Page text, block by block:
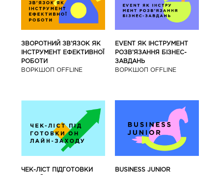
ЗВОРОТНИЙ ЗВ’ЯЗОК ЯК
ІНСТРУМЕНТ ЕФЕКТИВНОЇ
РОБОТИ
ВОРКШОП OFFLINE
EVENT ЯК ІНСТРУМЕНТ
РОЗВ’ЯЗАННЯ БІЗНЕС-
ЗАВДАНЬ
ВОРКШОП OFFLINE
ЧЕК-ЛІСТ ПІДГОТОВКИ
BUSINESS JUNIOR